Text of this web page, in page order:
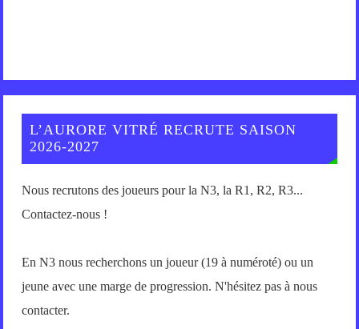
L’AURORE VITRÉ RECRUTE SAISON
2026-2027
Nous recrutons des joueurs pour la N3, la R1, R2, R3...
Contactez-nous !
En N3 nous recherchons un joueur (19 à numéroté) ou un
jeune avec une marge de progression. N'hésitez pas à nous
contacter.